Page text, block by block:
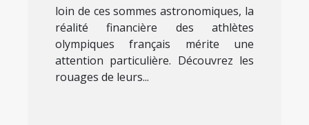
loin de ces sommes astronomiques, la
réalité financière des athlètes
olympiques français mérite une
attention particulière. Découvrez les
rouages de leurs...